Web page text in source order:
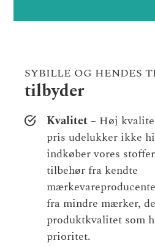
SYBILLE OG HENDES
tilbyder
Kvalitet – Høj
pris udelukker ikke
indkøber vores
tilbehør fra kendte
fra mindre mærker,
produktkvalitet som
prioritet.